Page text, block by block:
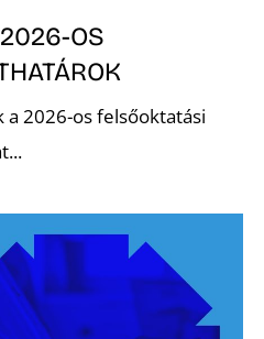
OS
a 2026-os felsőoktatási